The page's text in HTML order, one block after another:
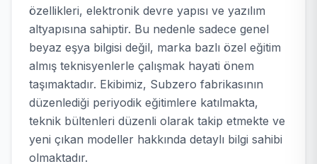
özellikleri, elektronik devre yapısı ve yazılım
altyapısına sahiptir. Bu nedenle sadece genel
beyaz eşya bilgisi değil, marka bazlı özel eğitim
almış teknisyenlerle çalışmak hayati önem
taşımaktadır. Ekibimiz, Subzero fabrikasının
düzenlediği periyodik eğitimlere katılmakta,
teknik bültenleri düzenli olarak takip etmekte ve
yeni çıkan modeller hakkında detaylı bilgi sahibi
olmaktadır.